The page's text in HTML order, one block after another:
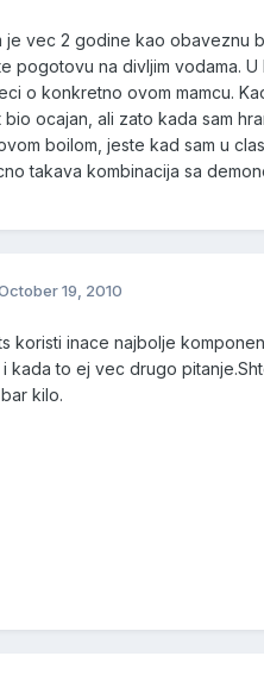
je vec 2 godine kao obaveznu
pogotovu na divljim vodama.
o konkretno ovom mamcu.
bio ocajan, ali zato kada sam
boilom, jeste kad sam u
takava kombinacija sa
19, 2010
koristi inace najbolje
kada to ej vec drugo
kilo.